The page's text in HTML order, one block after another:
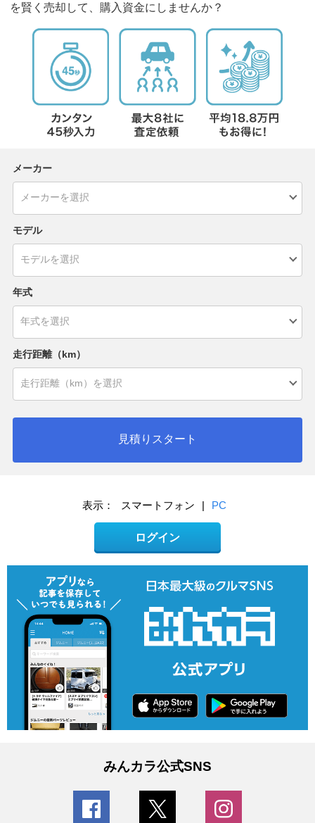
を賢く売却して、購入資金にしませんか？
メーカー
モデル
年式
走行距離（km）
見積りスタート
表示： スマートフォン | PC
ログイン
みんカラ公式SNS